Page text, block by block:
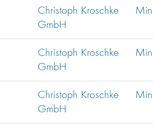
Christoph Kroschke
GmbH
Christoph Kroschke
GmbH
Christoph Kroschke
GmbH